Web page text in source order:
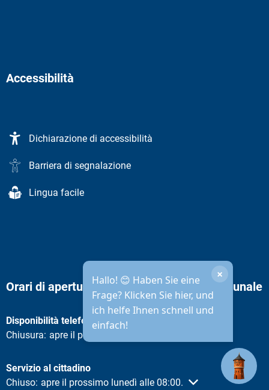
Accessibilità
Dichiarazione di accessibilità
Barriera di segnalazione
Lingua facile
Hallo! 😊 Haben Sie eine
Frage? Klicken Sie hier, und
ich helfe Ihnen schnell und
einfach!
×
Orari di apertura dell'amministrazione comunale
Disponibilità telefonica
Fare clic per nascondere altri orari di apertura o chiusura
Chiusura: apre il prossimo lunedì alle 08:30.
Servizio al cittadino
Fare clic per nascondere altri orari di apertura o chiusura
Chiuso: apre il prossimo lunedì alle 08:00.